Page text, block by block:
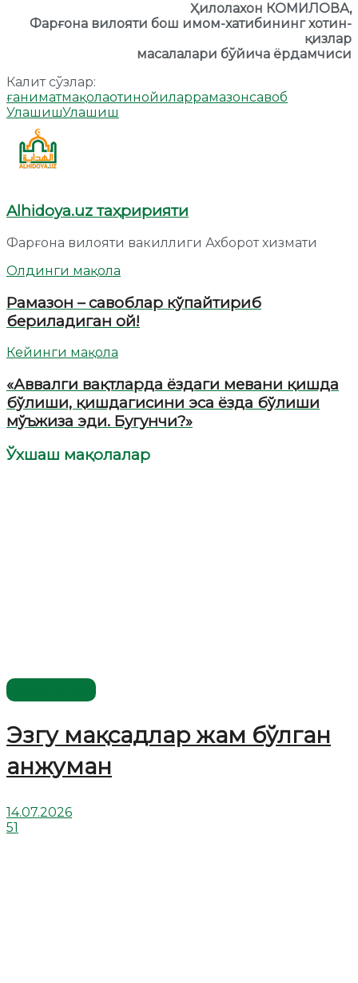
Ҳилолахон КОМИЛОВА,
Фарғона вилояти бош имом-хатибининг хотин-
қизлар
масалалари бўйича ёрдамчиси
Калит сўзлар:
ғаниматмақолаотинойиларрамазонсавоб
УлашишУлашиш
Alhidoya.uz таҳририяти
Фарғона вилояти вакиллиги Ахборот хизмати
Олдинги мақола
Рамазон – савоблар кўпайтириб
бериладиган ой!
Кейинги мақола
«Аввалги вақтларда ёздаги мевани қишда
бўлиши, қишдагисини эса ёзда бўлиши
мўъжиза эди. Бугунчи?»
Ўхшаш мақолалар
Эзгу мақсадлар жам бўлган
анжуман
14.07.2026
51